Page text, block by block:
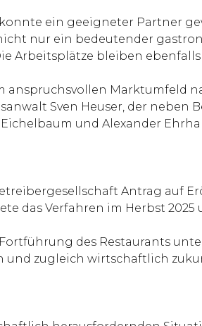
ein geeigneter Partner
nur ein bedeutender
Arbeitsplätze bleiben
anspruchsvollen
Sven Heuser, der neben
und Alexander
Antrag auf
das Verfahren im Herbst 2025
des Restaurants
zugleich wirtschaftlich